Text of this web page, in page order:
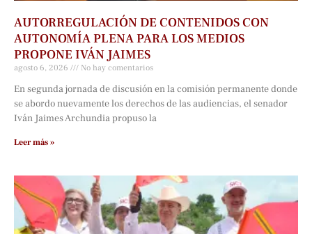
AUTORREGULACIÓN DE CONTENIDOS CON
AUTONOMÍA PLENA PARA LOS MEDIOS
PROPONE IVÁN JAIMES
agosto 6, 2026 No hay comentarios
En segunda jornada de discusión en la comisión permanente donde
se abordo nuevamente los derechos de las audiencias, el senador
Iván Jaimes Archundia propuso la
Leer más »